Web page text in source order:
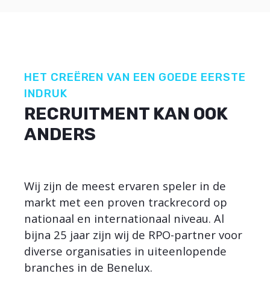
HET CREËREN VAN EEN GOEDE EERSTE
INDRUK
RECRUITMENT KAN OOK
ANDERS
Wij zijn de meest ervaren speler in de
markt met een proven trackrecord op
nationaal en internationaal niveau. Al
bijna 25 jaar zijn wij de RPO-partner voor
diverse organisaties in uiteenlopende
branches in de Benelux.